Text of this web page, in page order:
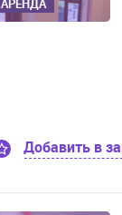
АРЕНДА
Добавить в